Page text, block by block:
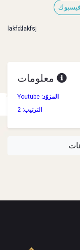
فيسبوك
lakfd;lakfsj
معلومات
المزوّد:
الترتيب: